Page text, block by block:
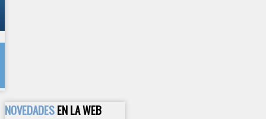
NOVEDADESEN LA WEB